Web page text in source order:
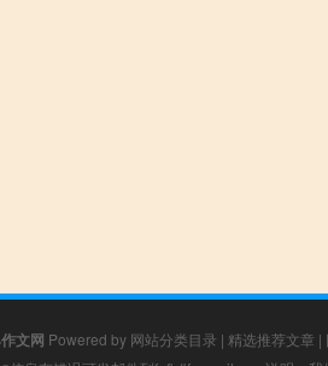
文网 Powered by 网站分类目录 | 精选推荐文章 |